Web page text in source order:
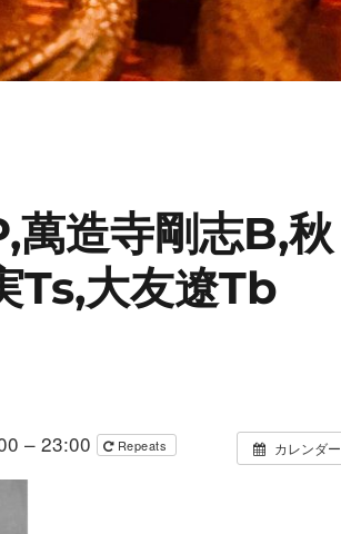
造寺剛志B,秋
Ts,大友遼Tb
カレンダー
– 23:00 Repeats